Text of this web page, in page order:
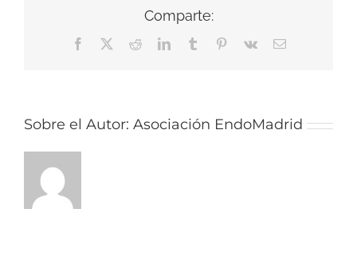
Comparte:
Facebook RedditLinkedInTumblr Pinterest
Vk
Correo
Sobre el Autor: Asociación EndoMadrid